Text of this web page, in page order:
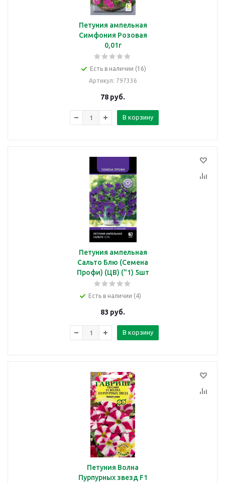
Петуния ампельная
Симфония Розовая
0,01г
Есть в наличии (16)
Артикул: 797336
78 руб.
В корзину
Петуния ампельная
Сальто Блю (Семена
Профи) (ЦВ) ("1) 5шт
Есть в наличии (4)
83 руб.
В корзину
Петуния Волна
Пурпурных звезд F1